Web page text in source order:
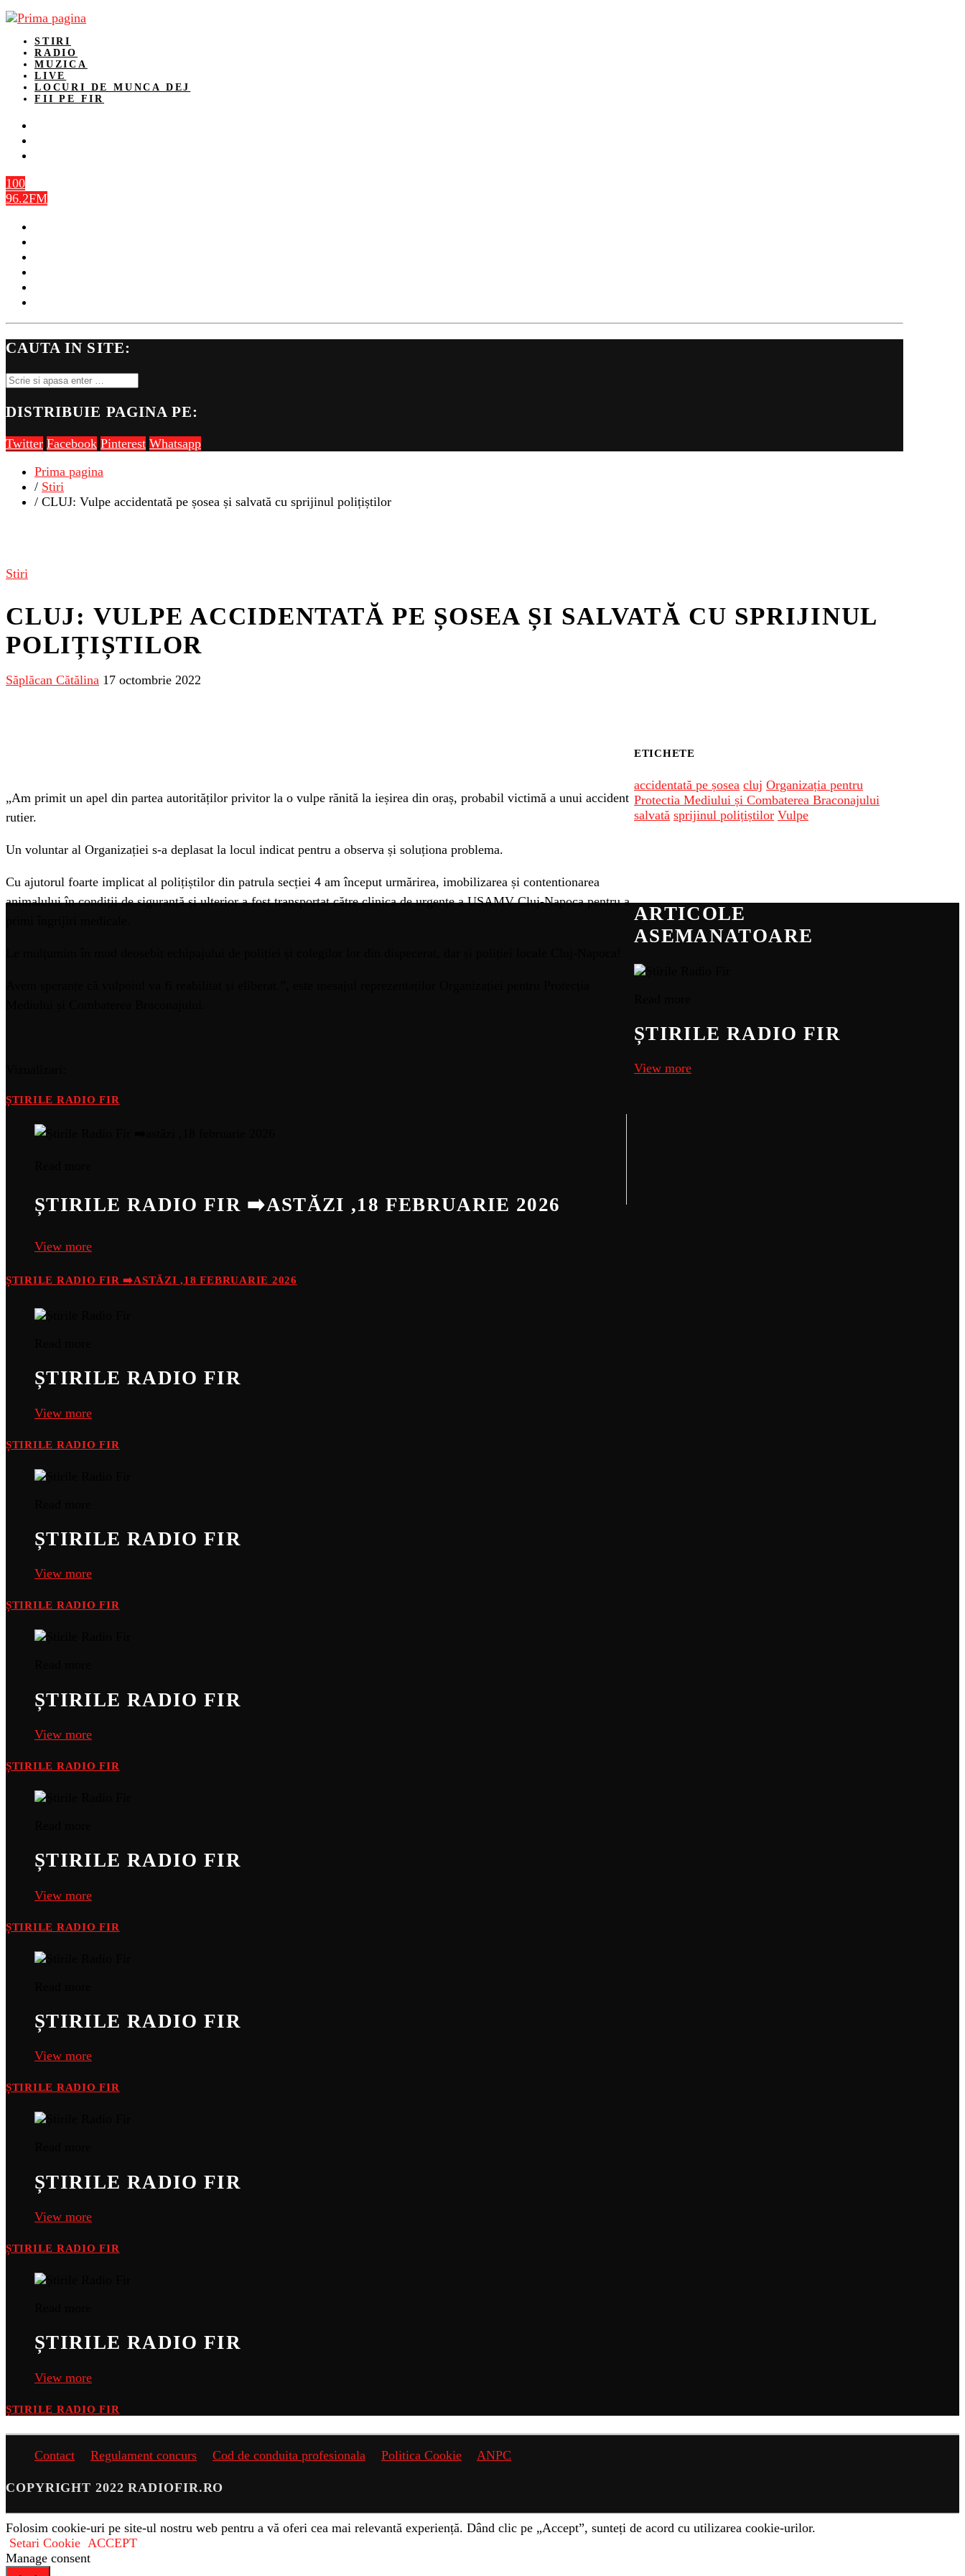
STIRI
RADIO
MUZICA
LIVE
LOCURI DE MUNCA DEJ
FII PE FIR
100
96.2FM
CAUTA IN SITE:
DISTRIBUIE PAGINA PE:
Twitter Facebook Pinterest Whatsapp
Prima pagina
/ Stiri
/ CLUJ: Vulpe accidentată pe șosea și salvată cu sprijinul polițiștilor
Stiri
CLUJ: VULPE ACCIDENTATĂ PE ȘOSEA ȘI SALVATĂ CU SPRIJINUL
POLIȚIȘTILOR
Săplăcan Cătălina 17 octombrie 2022
„Am primit un apel din partea autorităților privitor la o vulpe rănită la ieșirea din oraș, probabil victimă a unui accident
rutier.
Un voluntar al Organizației s-a deplasat la locul indicat pentru a observa și soluționa problema.
Cu ajutorul foarte implicat al polițiștilor din patrula secției 4 am început urmărirea, imobilizarea și contentionarea
animalului în condiții de siguranță și ulterior a fost transportat către clinica de urgențe a USAMV Cluj-Napoca pentru a
ETICHETE
accidentată pe șosea cluj Organizația pentru
Protectia Mediului și Combaterea Braconajului
salvată sprijinul polițiștilor Vulpe
ARTICOLE
ASEMANATOARE
ȘTIRILE RADIO FIR
View more
ȘTIRILE RADIO FIR
ȘTIRILE RADIO FIR ➡️ASTĂZI ,18 FEBRUARIE 2026
View more
ȘTIRILE RADIO FIR ➡️ASTĂZI ,18 FEBRUARIE 2026
ȘTIRILE RADIO FIR
View more
ȘTIRILE RADIO FIR
ȘTIRILE RADIO FIR
View more
ȘTIRILE RADIO FIR
ȘTIRILE RADIO FIR
View more
ȘTIRILE RADIO FIR
ȘTIRILE RADIO FIR
View more
ȘTIRILE RADIO FIR
ȘTIRILE RADIO FIR
View more
ȘTIRILE RADIO FIR
ȘTIRILE RADIO FIR
View more
ȘTIRILE RADIO FIR
ȘTIRILE RADIO FIR
View more
ȘTIRILE RADIO FIR
Contact Regulament concurs Cod de conduita profesionala Politica Cookie ANPC
COPYRIGHT 2022 RADIOFIR.RO
Folosim cookie-uri pe site-ul nostru web pentru a vă oferi cea mai relevantă experiență. Dând clic pe „Accept”, sunteți de acord cu utilizarea cookie-urilor.
Setari Cookie ACCEPT
Manage consent